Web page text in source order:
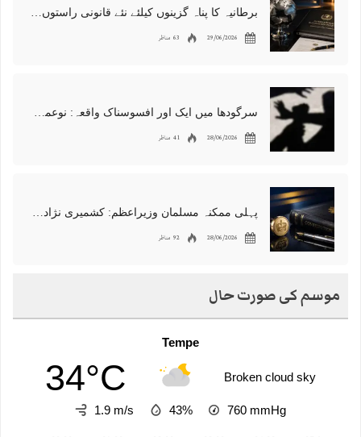
برطانیہ کا پناہ گزینوں کیلئے نئے قانونی راستوں اور اسپانسر شپ نظام کا اعلان
29/06/2026 63 مناظر
سرگودھا میں ایک اور افسوسناک واقعہ: نوعمر لڑکے سے مبینہ زیادتی، مقدمہ درج
28/06/2026 41 مناظر
پہلی ممکنہ مسلمان وزیراعظم: کشمیری نژاد شبانہ محمود برطانیہ میں مقبول
28/06/2026 92 مناظر
موسم کی صورت حال
Tempe
34°C Broken cloud sky
1.9 m/s 43% 760 mmHg